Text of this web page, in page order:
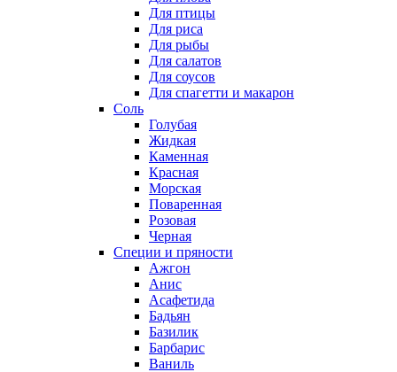
Для птицы
Для риса
Для рыбы
Для салатов
Для соусов
Для спагетти и макарон
Соль
Голубая
Жидкая
Каменная
Красная
Морская
Поваренная
Розовая
Черная
Специи и пряности
Ажгон
Анис
Асафетида
Бадьян
Базилик
Барбарис
Ваниль